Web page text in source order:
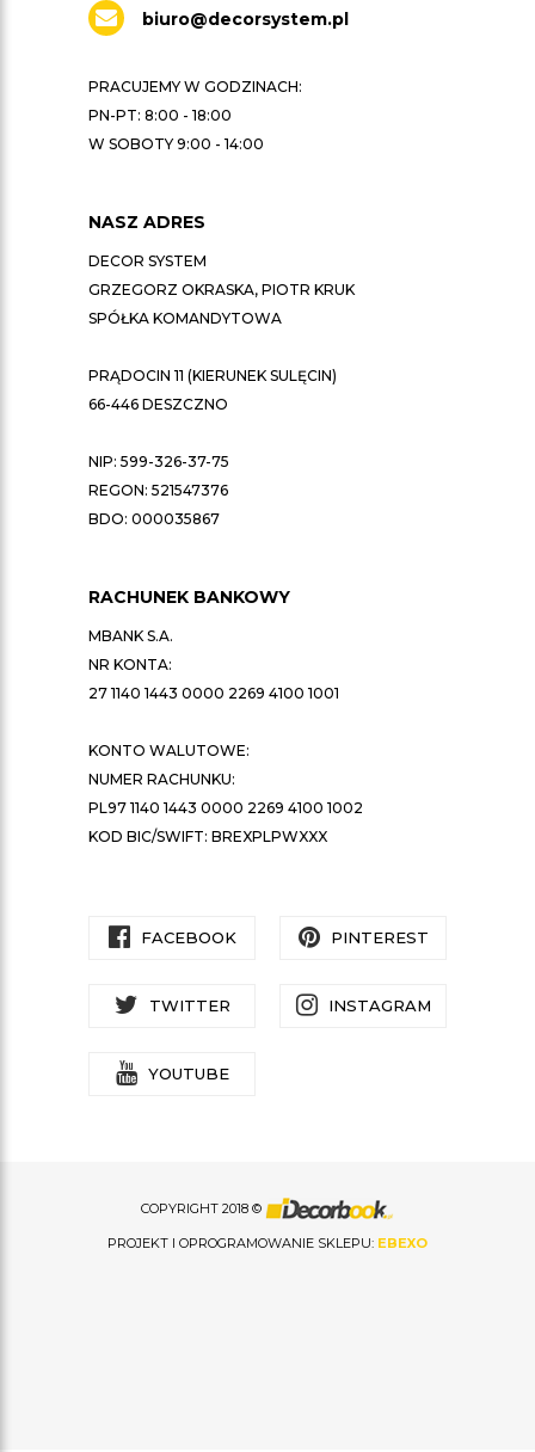
biuro@decorsystem.pl
PRACUJEMY W GODZINACH:
PN-PT: 8:00 - 18:00
W SOBOTY 9:00 - 14:00
NASZ ADRES
DECOR SYSTEM
GRZEGORZ OKRASKA, PIOTR KRUK
SPÓŁKA KOMANDYTOWA
PRĄDOCIN 11 (KIERUNEK SULĘCIN)
66-446 DESZCZNO
NIP: 599-326-37-75
REGON: 521547376
BDO: 000035867
RACHUNEK BANKOWY
MBANK S.A.
NR KONTA:
27 1140 1443 0000 2269 4100 1001
KONTO WALUTOWE:
NUMER RACHUNKU:
PL97 1140 1443 0000 2269 4100 1002
KOD BIC/SWIFT: BREXPLPWXXX
FACEBOOK PINTEREST
TWITTER INSTAGRAM
YOUTUBE
COPYRIGHT 2018 ©
PROJEKT I OPROGRAMOWANIE SKLEPU: EBEXO